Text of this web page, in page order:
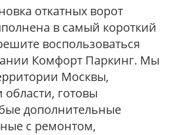
откатных ворот
в самый короткий
воспользоваться
Комфорт Паркинг. Мы
Москвы,
готовы
дополнительные
с ремонтом,